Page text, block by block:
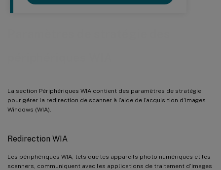
La section Périphériques WIA contient des paramètres de stratégie
pour gérer la redirection de scanner à l’aide de l’acquisition d’images
Windows (WIA).
Redirection WIA
Les périphériques WIA, tels que les appareils photo numériques et les
scanners, communiquent avec les applications de traitement d’images